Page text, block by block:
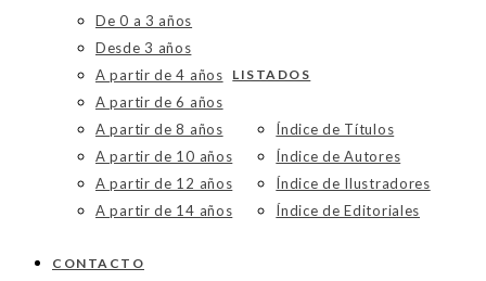
De 0 a 3 años
Desde 3 años
A partir de 4 años
A partir de 6 años
A partir de 8 años
A partir de 10 años
A partir de 12 años
A partir de 14 años
LISTADOS
Índice de Títulos
Índice de Autores
Índice de Ilustradores
Índice de Editoriales
CONTACTO